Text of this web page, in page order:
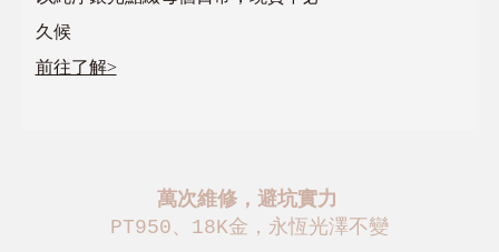
久候
前往了解>
萬次維修，避坑實力
PT950、18K金，永恆光澤不變